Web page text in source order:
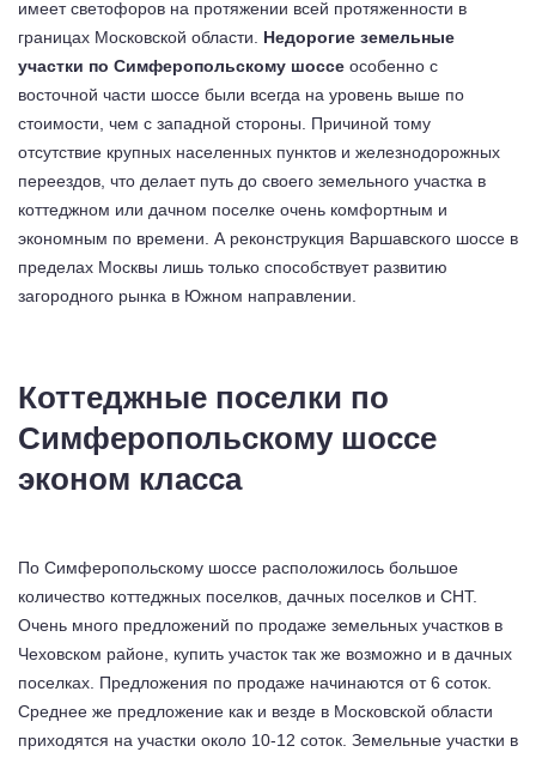
имеет светофоров на протяжении всей протяженности в
границах Московской области. Недорогие земельные
участки по Симферопольскому шоссе особенно с
восточной части шоссе были всегда на уровень выше по
стоимости, чем с западной стороны. Причиной тому
отсутствие крупных населенных пунктов и железнодорожных
переездов, что делает путь до своего земельного участка в
коттеджном или дачном поселке очень комфортным и
экономным по времени. А реконструкция Варшавского шоссе в
пределах Москвы лишь только способствует развитию
загородного рынка в Южном направлении.
Коттеджные поселки по
Симферопольскому шоссе
эконом класса
По Симферопольскому шоссе расположилось большое
количество коттеджных поселков, дачных поселков и СНТ.
Очень много предложений по продаже земельных участков в
Чеховском районе, купить участок так же возможно и в дачных
поселках. Предложения по продаже начинаются от 6 соток.
Среднее же предложение как и везде в Московской области
приходятся на участки около 10-12 соток. Земельные участки в